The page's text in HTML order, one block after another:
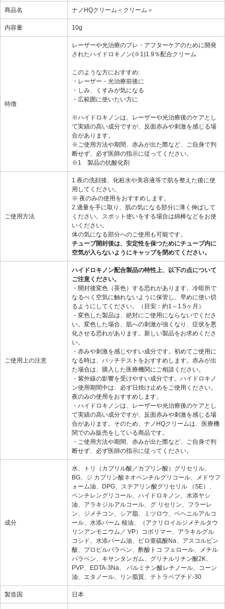
商品名 ナノHQクリーム＜クリーム＞
内容量 10g
特徴
レーザーや光治療のプレ・アフターケアのために開発
されたハイドロキノン(※1)1.9％配合クリーム
このような方におすすめ:
・レーザー・光治療前後に
・しみ、くすみが気になる
・広範囲に使いたい方に
※ハイドロキノンは、レーザーや光治療後のケアとし
て実績の高い成分ですが、反面赤みや刺激を感じる場
合があります。
※ご使用方法や期間、赤みが出た際など、ご自身で判
断せず、必ず医師の指示に従ってください。
※1 製品の抗酸化剤
ご使用方法
1.夜の洗顔後、化粧水や美容液等で肌を整えた後に使
用してください。
※ 夜のみの使用をおすすめします。
2.適量を手に取り、肌の気になる部分に薄く伸ばして
ください。スポット使いをする場合は綿棒などをお使
いください。
体の気になる部分へのご使用も可能です。
チューブ開封後は、安定性を保つためにチューブ内に
空気が入らないようにキャップを閉めてください。
ご使用上の注意
ハイドロキノン配合製品の特性上、以下の点について
ご注意ください。
・開封後変色（茶色）する恐れがあります。冷暗所で
なるべく空気に触れないように保管し、早めに使い切
るようにしてください。（目安：約1～1.5ヶ月）
・変色した製品は、絶対にご使用にならないでくださ
い。変色した場合、肌への刺激が強くなり、症状を悪
化させる恐れがあります。新しい製品をお求めくださ
い。
・赤みや刺激を感じやすい成分です。初めてご使用に
なる時は、パッチテストをおすすめします。赤みが出
た場合は、購入した医療機関にご相談ください。
・紫外線の影響を受けやすい成分です。ハイドロキノ
ン使用期間中は、必ず日焼け止めをご使用ください。
夜のみの使用をおすすめします。
・ハイドロキノンは、レーザーや光治療後のケアとし
て実績の高い成分ですが、反面赤みや刺激を感じる場
合があります。そのため、ナノHQクリームは、医療機
関でのみ販売をしている商品です。
・ご使用方法や期間、赤みが出た際など、ご自身で判
断せず、必ず医師の指示に従ってください。
成分
水、トリ（カプリル酸／カプリン酸）グリセリル、
BG、ジ カプリン酸ネオペンチルグリコール、メドウフ
ォーム油、DPG、ステアリン酸グリセリル （SE）、
ペンチレングリコール、ハイドロキノン、水添ヤシ
油、アラキジルアルコール、グ リセリン、フラーレ
ン、ジメチコン、シア脂、ミツロウ、ベヘニルアルコ
ール、水添パーム 核油、（アクリロイルジメチルタウ
リンアンモニウム／ VP）コポリマー、アラキルグル
コシド、水添パーム油、ピロ亜硫酸Na、アスコルビン
酸、プロピルパラベン、酢酸トコ フェロール、メチル
パラベン、キサンタンガム、グリチルリチン酸2K、
PVP、EDTA-3Na、 パルミチン酸レチノール、コーン
油、エタノール、リン脂質、テトラペプチド-30
製造国 日本